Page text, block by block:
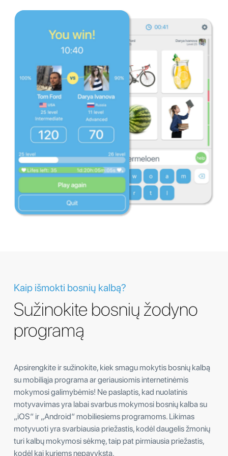
Kaip išmokti bosnių kalbą?
Sužinokite bosnių žodyno
programą
Apsirengkite ir sužinokite, kiek smagu mokytis bosnių kalbą
su mobiliąja programa ar geriausiomis internetinėmis
mokymosi galimybėmis! Ne paslaptis, kad nuolatinis
motyvavimas yra labai svarbus mokymosi bosnių kalba su
„iOS“ ir „Android“ mobiliesiems programoms. Likimas
motyvuoti yra svarbiausia priežastis, kodėl daugelis žmonių
turi kalbų mokymosi sėkmę, taip pat pirmiausia priežastis,
kodėl kai kuriems nepavyksta.